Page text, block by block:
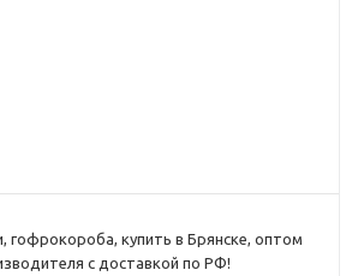
гофрокороба, купить в Брянске, оптом
с доставкой по РФ!